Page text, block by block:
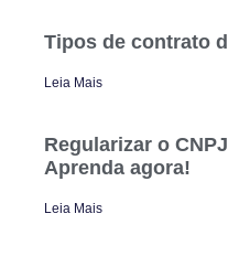
Tipos de contrato
Leia Mais
Regularizar o
Aprenda agora!
Leia Mais